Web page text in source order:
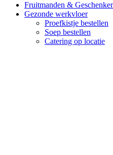
Fruitmanden &
Gezonde werkvloer
Proefkistje bestellen
Soep bestellen
Catering op locatie